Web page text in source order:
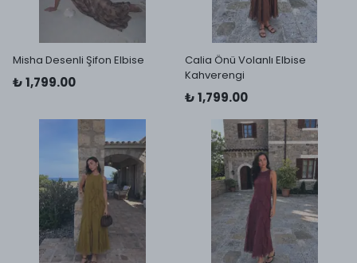
Misha Desenli Şifon Elbise
₺ 1,799.00
Calia Önü Volanlı Elbise
Kahverengi
₺ 1,799.00